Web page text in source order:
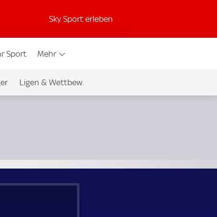
Sky Sport erleben
Sport Mehr
Ligen & Wettbew.